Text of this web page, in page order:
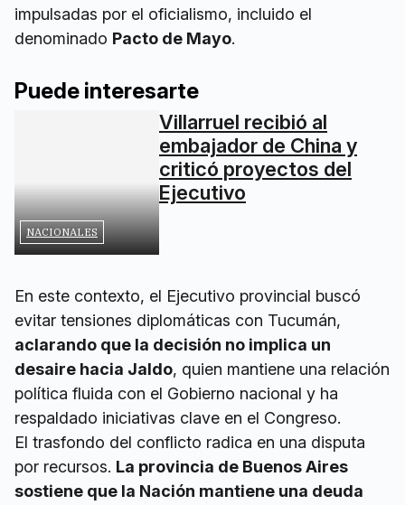
impulsadas por el oficialismo, incluido el
denominado Pacto de Mayo.
Puede interesarte
NACIONALES
Villarruel recibió al
embajador de China y
criticó proyectos del
Ejecutivo
En este contexto, el Ejecutivo provincial buscó
evitar tensiones diplomáticas con Tucumán,
aclarando que la decisión no implica un
desaire hacia Jaldo, quien mantiene una relación
política fluida con el Gobierno nacional y ha
respaldado iniciativas clave en el Congreso.
El trasfondo del conflicto radica en una disputa
por recursos. La provincia de Buenos Aires
sostiene que la Nación mantiene una deuda